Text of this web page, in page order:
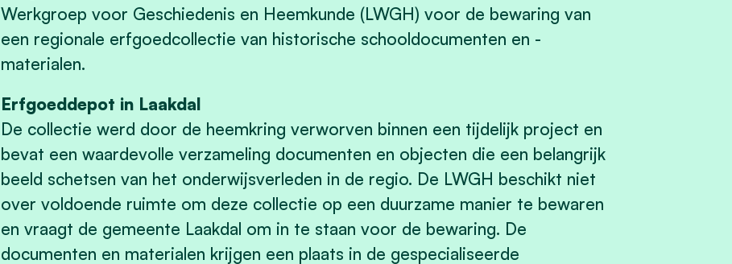
Werkgroep voor Geschiedenis en Heemkunde (LWGH) voor de bewaring van
een regionale erfgoedcollectie van historische schooldocumenten en -
materialen.
Erfgoeddepot in Laakdal
De collectie werd door de heemkring verworven binnen een tijdelijk project en
bevat een waardevolle verzameling documenten en objecten die een belangrijk
beeld schetsen van het onderwijsverleden in de regio. De LWGH beschikt niet
over voldoende ruimte om deze collectie op een duurzame manier te bewaren
en vraagt de gemeente Laakdal om in te staan voor de bewaring. De
documenten en materialen krijgen een plaats in de gespecialiseerde